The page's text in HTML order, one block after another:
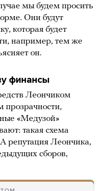
мы будем просить
Они будут
которая будет
например, тем же
он.
финансы
Леончиком
прозрачности,
«Медузой»
такая схема
репутация Леончика,
сборов,